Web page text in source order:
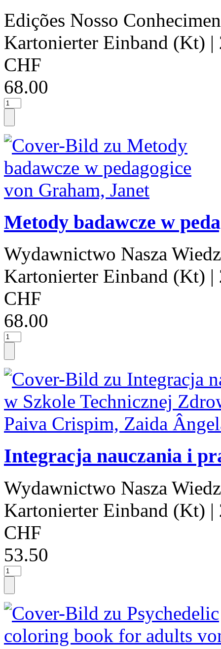
Edições Nosso
Kartonierter Einband (Kt) |
CHF
68.00
Metody badawcze w
Wydawnictwo Nasza
Kartonierter Einband (Kt) |
CHF
68.00
Integracja nauczania i
Wydawnictwo Nasza
Kartonierter Einband (Kt) |
CHF
53.50